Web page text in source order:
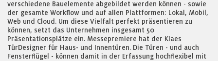
verschiedene Bauelemente abgebildet werden können - sowie
der gesamte Workflow und auf allen Plattformen: Lokal, Mobil,
Web und Cloud. Um diese Vielfalt perfekt präsentieren zu
können, setzt das Unternehmen insgesamt 50
Präsentationsplätze ein. Messepremiere hat der Klaes
TürDesigner für Haus- und Innentüren. Die Türen - und auch
Fensterflügel - können damit in der Erfassung hochflexibel mit